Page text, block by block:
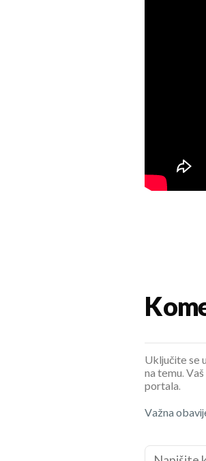
Uključite se
na temu.
portala.
Važna